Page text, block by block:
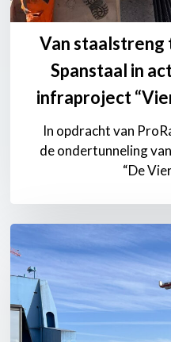
Van
Spanstaal in
infraproject
In opdracht van
de ondertunneling
“De